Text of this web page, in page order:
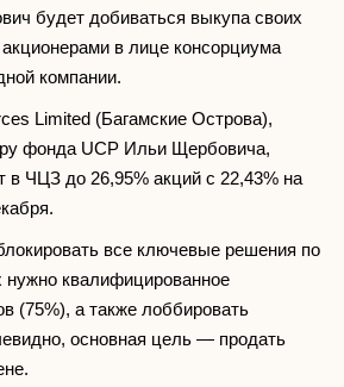
будет добиваться выкупа своих
в лице консорциума
компании.
Limited (Багамские Острова),
фонда UCP Ильи Щербовича,
в ЧЦЗ до 26,95% акций с 22,43% на
все ключевые решения по
нужно квалифицированное
(75%), а также лоббировать
основная цель — продать